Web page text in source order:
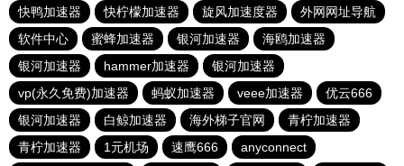
快鸭加速器
快柠檬加速器 旋风加速度器
外网网址导航
软件中心
蜜蜂加速器 银河加速器
海鸥加速器
银河加速器
hammer加速器
银河加速器
vp(永久免费)加速器
蚂蚁加速器 veee加速器
优云666
银河加速器
白鲸加速器 海外梯子官网
青柠加速器
青柠加速器
1元机场 速鹰666
anyconnect